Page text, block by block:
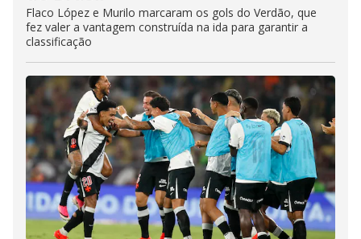
Flaco López e Murilo marcaram os gols do Verdão, que
fez valer a vantagem construída na ida para garantir a
classificação